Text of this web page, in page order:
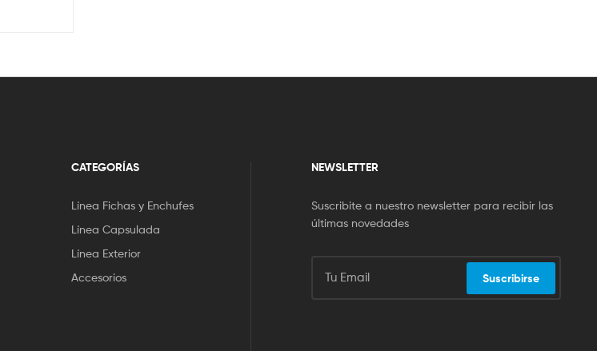
CATEGORÍAS
Línea Fichas y Enchufes
Línea Capsulada
Línea Exterior
Accesorios
NEWSLETTER
Suscribite a nuestro newsletter para recibir las
últimas novedades
Suscribirse